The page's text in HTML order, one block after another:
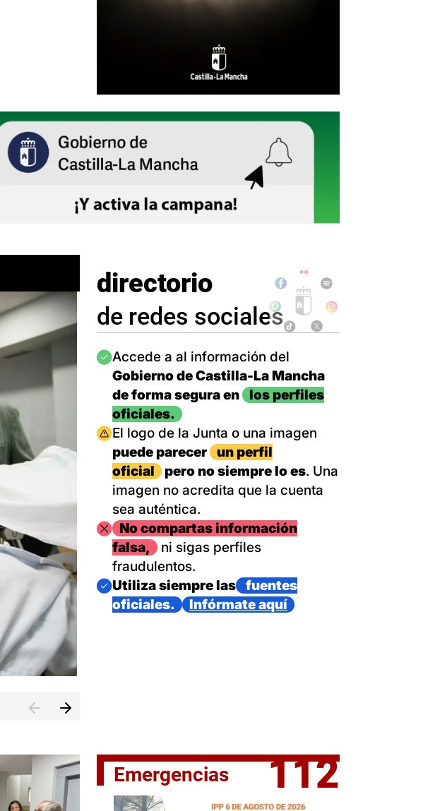
directorio
de redes sociales
Imagen
Accede a al información del
Gobierno de Castilla-La Mancha
de forma segura en
los perfiles
oficiales.
Imagen
El logo de la Junta o una imagen
puede parecer
un perfil
oficial
pero no siempre lo es. Una
imagen no acredita que la cuenta
sea auténtica.
ImagenNo compartas información
falsa,
ni sigas perfiles
fraudulentos.
Imagen
Utiliza siempre las
fuentes
oficiales.
Infórmate aquí
Emergencias 112